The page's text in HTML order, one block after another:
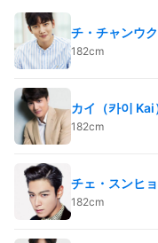
チ・チャンウ
182cm
カイ（카이 Kai
182cm
チェ・スンヒ
182cm